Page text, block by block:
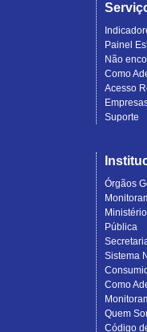
Painel
Não
Como
Acesso
Suporte
Órgãos
Pública
Sistema
Como
Quem
Código